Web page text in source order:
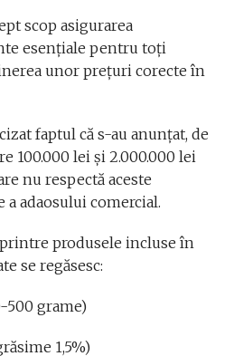
scop asigurarea
esențiale pentru toți
unor prețuri corecte în
faptul că s-au anunțat, de
100.000 lei și 2.000.000 lei
nu respectă aceste
adaosului comercial.
produsele incluse în
se regăsesc:
500 grame)
1,5%)